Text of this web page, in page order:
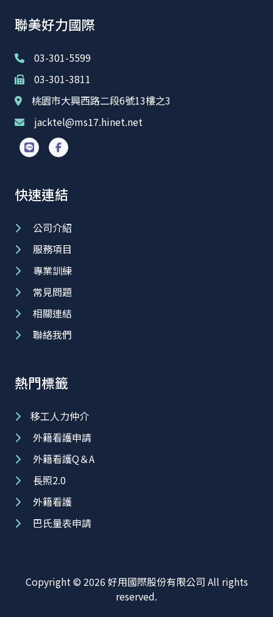
聯美好力國際
03-301-5599
03-301-3811
桃園市大興西路二段6號13樓之3
jacktel@ms17.hinet.net
快速連結
公司介紹
服務項目
專業訓練
常見問題
相關連結
聯絡我們
熱門標籤
移工人力仲介
外籍看護申請
外籍看護Q＆A
長照2.0
外籍看護
巴氏量表申請
Copyright © 2026 好用國際股份有限公司 All rights
reserved.